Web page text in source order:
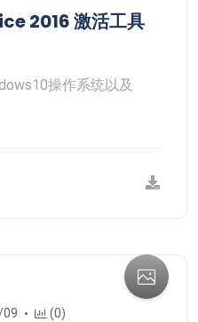
2016 激活工具
操作系统以及
(0)